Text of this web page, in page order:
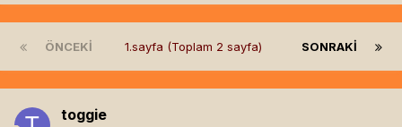
ÖNCEKI SONRAKI
1.sayfa (Toplam 2 sayfa)
toggie